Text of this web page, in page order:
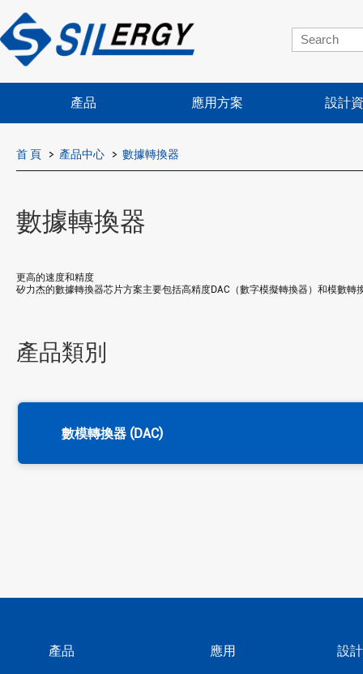
產品 應用方案 設計
首 頁 產品中心 數據轉換器
數據轉換器
更高的速度和精度
矽力杰的數據轉換器芯片方案主要包括高精度DAC（數字模擬轉換器）和模數
產品類別
數模轉換器 (DAC)
產品 應用 設